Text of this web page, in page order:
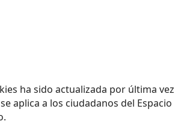
ha sido actualizada por última vez
aplica a los ciudadanos del Espacio